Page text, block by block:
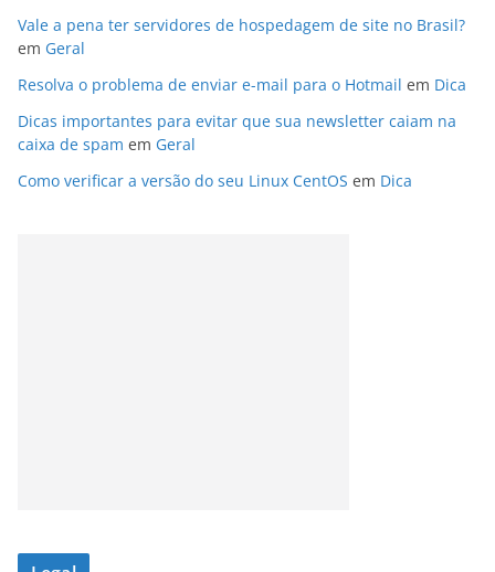
Vale a pena ter servidores de hospedagem de site no Brasil?
em Geral
Resolva o problema de enviar e-mail para o Hotmail em Dica
Dicas importantes para evitar que sua newsletter caiam na
caixa de spam em Geral
Como verificar a versão do seu Linux CentOS em Dica